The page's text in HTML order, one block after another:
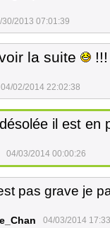
30/2013 07:01:39
la suite
04/02/2014 22:02:38
il est en
04/03/2014 00:00:26
pas grave je
04/03/2014